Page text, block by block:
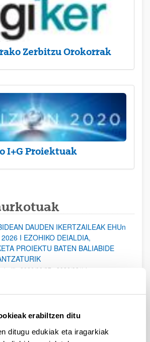
erabiltzen ditu
ditugu edukiak eta iragarkiak
Zerbitzu Orokorrak
I+G Proiektuak
DAUDEN IKERTZAILEAK EHUn
I EZOHIKO DEIALDIA,
PROIEKTU BATEN BALIABIDE
2026/08/07 - 2026/08/14
laguntzak 2026